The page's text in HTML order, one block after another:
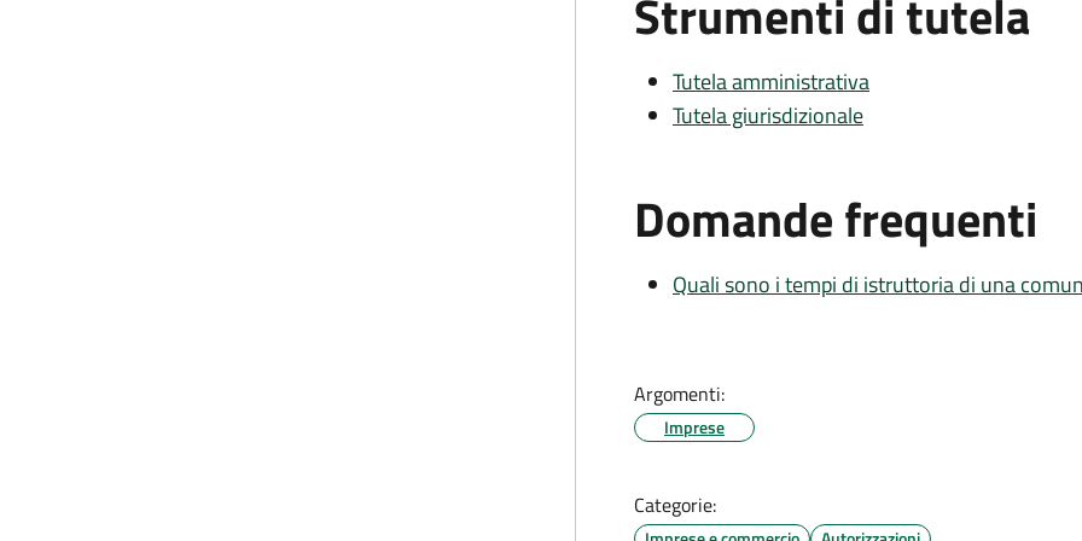
Strumenti di tutela
Tutela amministrativa
Tutela giurisdizionale
Domande frequenti
Quali sono i tempi di istruttoria di una
Argomenti:
Imprese
Categorie: